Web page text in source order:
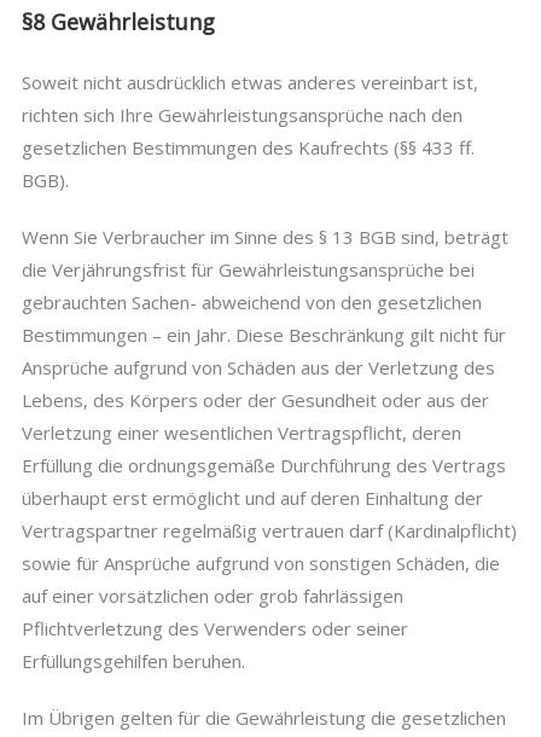
§8 Gewährleistung
Soweit nicht ausdrücklich etwas anderes vereinbart ist,
richten sich Ihre Gewährleistungsansprüche nach den
gesetzlichen Bestimmungen des Kaufrechts (§§ 433 ff.
BGB).
Wenn Sie Verbraucher im Sinne des § 13 BGB sind, beträgt
die Verjährungsfrist für Gewährleistungsansprüche bei
gebrauchten Sachen- abweichend von den gesetzlichen
Bestimmungen – ein Jahr. Diese Beschränkung gilt nicht für
Ansprüche aufgrund von Schäden aus der Verletzung des
Lebens, des Körpers oder der Gesundheit oder aus der
Verletzung einer wesentlichen Vertragspflicht, deren
Erfüllung die ordnungsgemäße Durchführung des Vertrags
überhaupt erst ermöglicht und auf deren Einhaltung der
Vertragspartner regelmäßig vertrauen darf (Kardinalpflicht)
sowie für Ansprüche aufgrund von sonstigen Schäden, die
auf einer vorsätzlichen oder grob fahrlässigen
Pflichtverletzung des Verwenders oder seiner
Erfüllungsgehilfen beruhen.
Im Übrigen gelten für die Gewährleistung die gesetzlichen